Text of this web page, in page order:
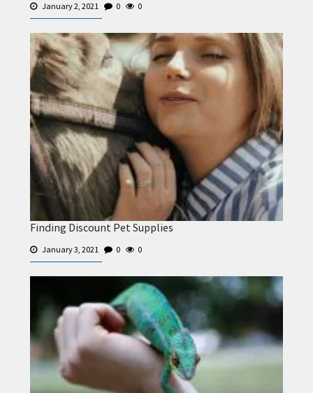
January 2, 2021 0 0
Finding Discount Pet Supplies
January 3, 2021 0 0